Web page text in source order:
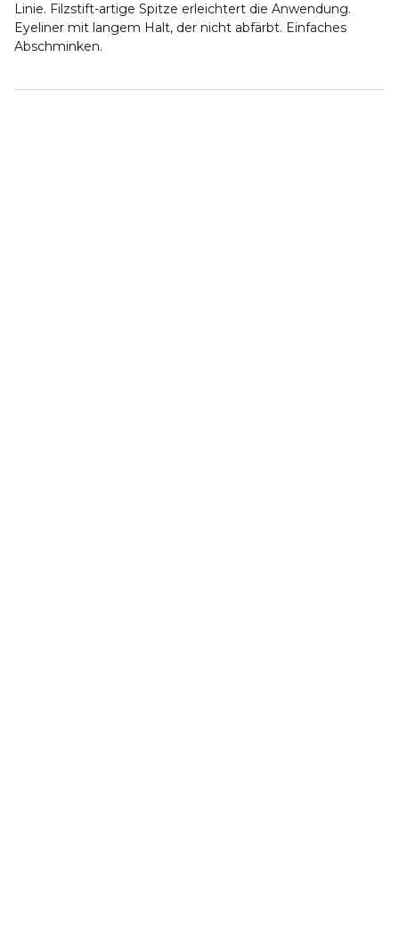
Linie. Filzstift-artige Spitze erleichtert die Anwendung.
Eyeliner mit langem Halt, der nicht abfärbt. Einfaches
Abschminken.